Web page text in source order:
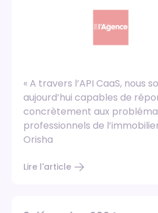
« A travers l’API CaaS, nous
aujourd’hui capables de
concrètement aux
professionnels de
Orisha
Lire l'article